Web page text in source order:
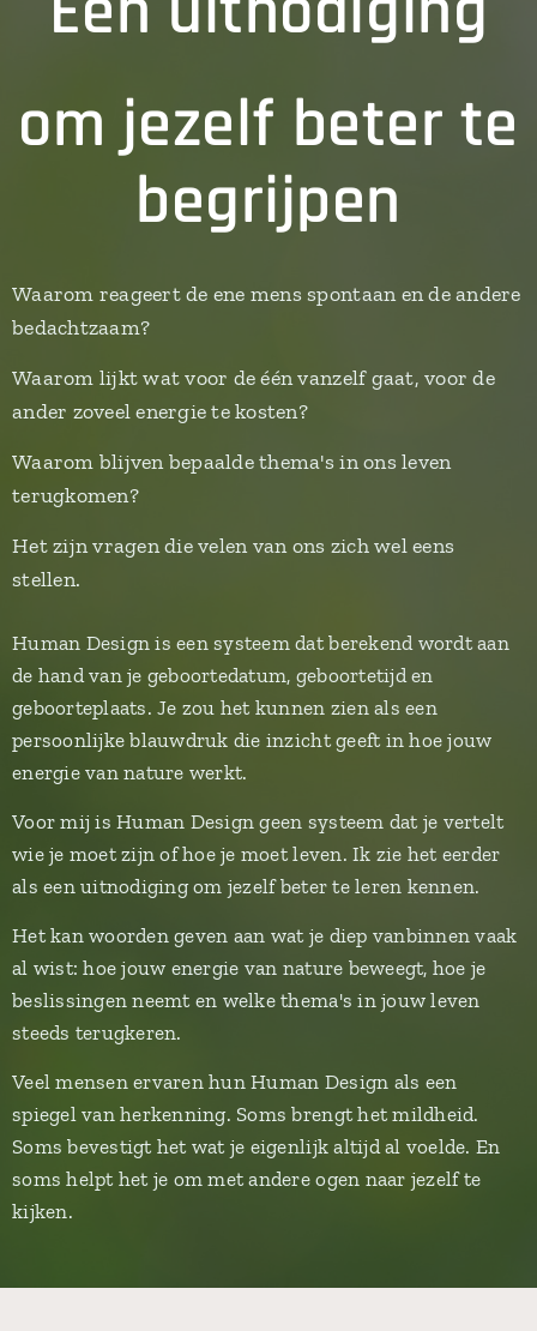
om jezelf beter te
begrijpen
Waarom reageert de ene mens spontaan en de andere
bedachtzaam?
Waarom lijkt wat voor de één vanzelf gaat, voor de
ander zoveel energie te kosten?
Waarom blijven bepaalde thema's in ons leven
terugkomen?
Het zijn vragen die velen van ons zich wel eens
stellen.
Human Design is een systeem dat berekend wordt aan
de hand van je geboortedatum, geboortetijd en
geboorteplaats. Je zou het kunnen zien als een
persoonlijke blauwdruk die inzicht geeft in hoe jouw
energie van nature werkt.
Voor mij is Human Design geen systeem dat je vertelt
wie je moet zijn of hoe je moet leven. Ik zie het eerder
als een uitnodiging om jezelf beter te leren kennen.
Het kan woorden geven aan wat je diep vanbinnen vaak
al wist: hoe jouw energie van nature beweegt, hoe je
beslissingen neemt en welke thema's in jouw leven
steeds terugkeren.
Veel mensen ervaren hun Human Design als een
spiegel van herkenning. Soms brengt het mildheid.
Soms bevestigt het wat je eigenlijk altijd al voelde. En
soms helpt het je om met andere ogen naar jezelf te
kijken.